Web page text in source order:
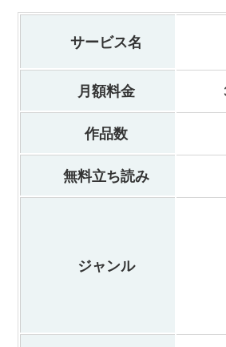
サービス名
月額料金
作品数
無料立ち読み
ジャンル